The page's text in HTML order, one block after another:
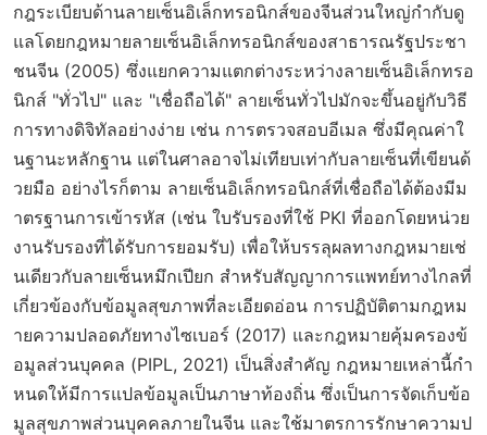
กฎระเบียบด้านลายเซ็นอิเล็กทรอนิกส์ของจีนส่วนใหญ่กำกับดู
แลโดยกฎหมายลายเซ็นอิเล็กทรอนิกส์ของสาธารณรัฐประชา
ชนจีน (2005) ซึ่งแยกความแตกต่างระหว่างลายเซ็นอิเล็กทรอ
นิกส์ "ทั่วไป" และ "เชื่อถือได้" ลายเซ็นทั่วไปมักจะขึ้นอยู่กับวิธี
การทางดิจิทัลอย่างง่าย เช่น การตรวจสอบอีเมล ซึ่งมีคุณค่าใ
นฐานะหลักฐาน แต่ในศาลอาจไม่เทียบเท่ากับลายเซ็นที่เขียนด้
วยมือ อย่างไรก็ตาม ลายเซ็นอิเล็กทรอนิกส์ที่เชื่อถือได้ต้องมีม
าตรฐานการเข้ารหัส (เช่น ใบรับรองที่ใช้ PKI ที่ออกโดยหน่วย
งานรับรองที่ได้รับการยอมรับ) เพื่อให้บรรลุผลทางกฎหมายเช่
นเดียวกับลายเซ็นหมึกเปียก สำหรับสัญญาการแพทย์ทางไกลที่
เกี่ยวข้องกับข้อมูลสุขภาพที่ละเอียดอ่อน การปฏิบัติตามกฎหม
ายความปลอดภัยทางไซเบอร์ (2017) และกฎหมายคุ้มครองข้
อมูลส่วนบุคคล (PIPL, 2021) เป็นสิ่งสำคัญ กฎหมายเหล่านี้กำ
หนดให้มีการแปลข้อมูลเป็นภาษาท้องถิ่น ซึ่งเป็นการจัดเก็บข้อ
มูลสุขภาพส่วนบุคคลภายในจีน และใช้มาตรการรักษาความป